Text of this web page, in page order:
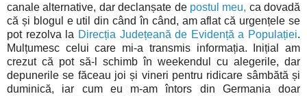
canale alternative, dar declanșate de postul meu, ca dovadă
că și blogul e util din când în când, am aflat că urgențele se
pot rezolva la Direcția Județeană de Evidență a Populației.
Mulțumesc celui care mi-a transmis informația. Inițial am
crezut că pot să-l schimb în weekendul cu alegerile, dar
depunerile se făceau joi și vineri pentru ridicare sâmbătă și
duminică, iar cum eu m-am întors din Germania doar